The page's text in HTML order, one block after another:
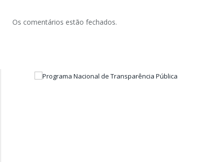
Os comentários estão fechados.